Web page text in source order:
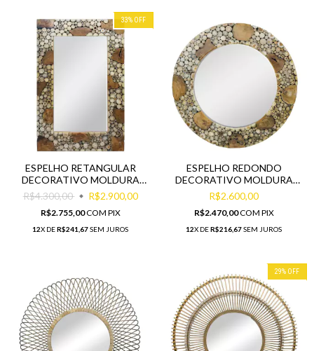
33% OFF
ESPELHO RETANGULAR
DECORATIVO MOLDURA
TRONCOS MADEIRA
R$4.300,00 R$2.900,00
R$2.755,00COM PIX
12X DER$241,67SEM JUROS
ESPELHO REDONDO
DECORATIVO MOLDURA
TRONCOS MADEIRA
R$2.600,00
R$2.470,00COM PIX
12X DER$216,67SEM JUROS
29% OFF